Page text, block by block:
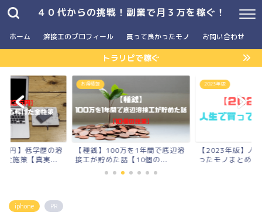
４０代からの挑戦！副業で月３万を稼ぐ！
ホーム 溶接工のプロフィール 買って良かったモノ お問い合わせ
トラリピで稼ぐ
円】低学歴の溶
全施策【真実...
お得情報
【種銭】100万を1年間で底辺溶
接工が貯めた話【10個の...
2023年版
【2023年版】人
ったモノまとめ
iphone PR